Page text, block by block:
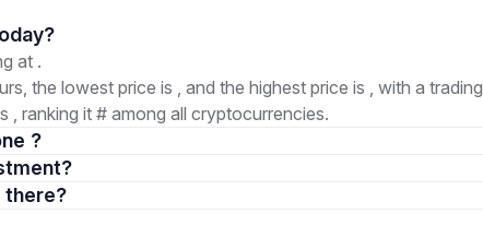
much is today?
at .
the lowest price is , and the highest price is , with a
, ranking it # among all cryptocurrencies.
?
are there?